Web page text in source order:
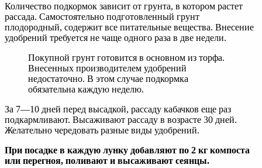
Количество подкормок зависит от грунта, в котором растет
рассада. Самостоятельно подготовленный грунт
плодородный, содержит все питательные вещества. Внесение
удобрений требуется не чаще одного раза в две недели.
Покупной грунт готовится в основном из торфа.
Внесенных производителем удобрений
недостаточно. В этом случае подкормка
обязательна каждую неделю.
За 7—10 дней перед высадкой, рассаду кабачков еще раз
подкармливают. Высаживают рассаду в возрасте 30 дней.
Желательно чередовать разные виды удобрений.
При посадке в каждую лунку добавляют по 2 кг компоста
или перегноя, поливают и высаживают сеянцы.